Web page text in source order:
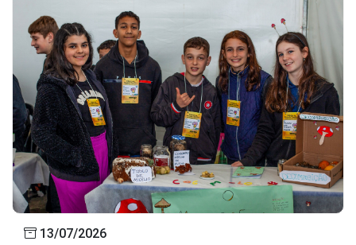
13/07/2026